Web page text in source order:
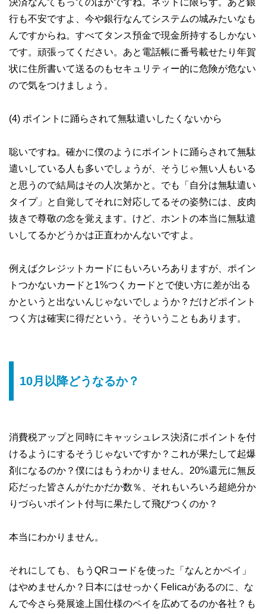
決済なんてもってのほかですね。ネットに限らず。あと銀
行も不安ですよ、今や銀行なんてシステムの城みたいなも
んですからね。すべてタンス預金で現金所持するしかない
です。頑張ってください。あと電話帳に番号載せたり年賀
状に住所書いて送るのもセキュリティー的に危険が危ない
ので気をつけましょう。
(4) ポイントに踊らされて無駄遣いしたくないから
聡いですね。確かに僕のようにポイントに踊らされて無駄
遣いしている人も多いでしょうが、そうじゃ無い人もいる
と思うので結局はその人次第かと。でも「自分は無駄遣い
タイプ」と自覚してそれに対応してるその姿勢には、皮肉
抜きで尊敬の念を覚えます。けど、ホントの本当に無駄遣
いしてるかどうかは正直わかんないですよ。
例えばクレジットカードにもいろいろありますが、ポイン
トつかないカードと1%つくカードとで使い方に差が出る
かというと出ないんじゃないでしょうか？だけどポイント
つく方は確実に得だという。そういうこともあります。
10月以降どうなるか？
消費税アップと同時にキャッシュレス決済にポイントを付
けるようにするそうじゃないですか？これが果たして起爆
剤になるのか？僕にはもうわかりません。20%還元に無反
応だった皆さんがたかだか数％、それもいろいろ超絶分か
りづらいポイント付与に果たして飛びつくのか？
本当にわかりません。
それにしても、もうQRコードを使った「なんとかペイ」
はやめませんか？日本にはせっかくFelicaがあるのに、な
んで今さら発展途上国仕様のペイを広めてるのか各社？も